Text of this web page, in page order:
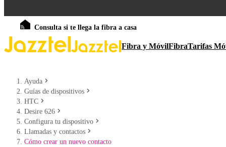
Consulta si te llega la fibra a casa
Fibra y MóvilFibraTarifas
Ayuda
Guías de dispositivos
HTC
Desire 626
Configura tu dispositivo
Llamadas y contactos
Cómo crear un nuevo contacto